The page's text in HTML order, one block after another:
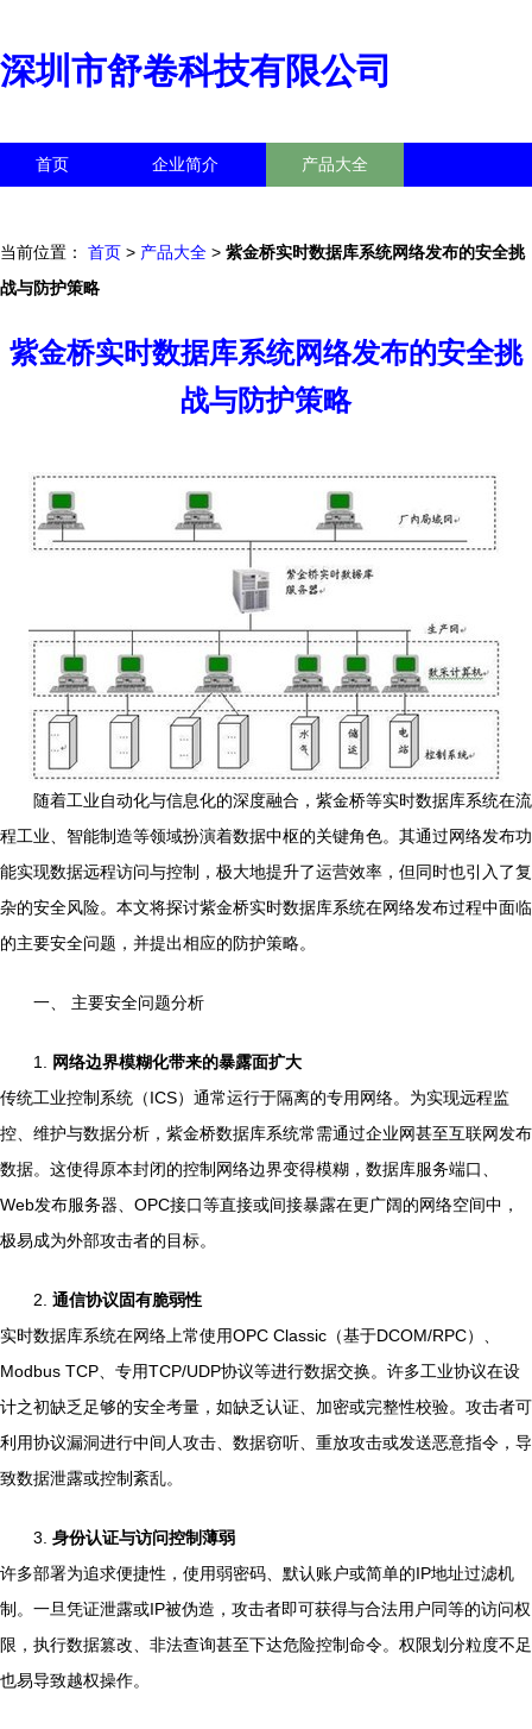
深圳市舒卷科技有限公司
首页 企业简介 产品大全
当前位置： 首页 > 产品大全 > 紫金桥实时数据库系统网络发布的安全挑
战与防护策略
紫金桥实时数据库系统网络发布的安全挑
战与防护策略
随着工业自动化与信息化的深度融合，紫金桥等实时数据库系统在流
程工业、智能制造等领域扮演着数据中枢的关键角色。其通过网络发布功
能实现数据远程访问与控制，极大地提升了运营效率，但同时也引入了复
杂的安全风险。本文将探讨紫金桥实时数据库系统在网络发布过程中面临
的主要安全问题，并提出相应的防护策略。
一、 主要安全问题分析
1.
网络边界模糊化带来的暴露面扩大
传统工业控制系统（ICS）通常运行于隔离的专用网络。为实现远程监
控、维护与数据分析，紫金桥数据库系统常需通过企业网甚至互联网发布
数据。这使得原本封闭的控制网络边界变得模糊，数据库服务端口、
Web发布服务器、OPC接口等直接或间接暴露在更广阔的网络空间中，
极易成为外部攻击者的目标。
2. 通信协议固有脆弱性
实时数据库系统在网络上常使用OPC Classic（基于DCOM/RPC）、
Modbus TCP、专用TCP/UDP协议等进行数据交换。许多工业协议在设
计之初缺乏足够的安全考量，如缺乏认证、加密或完整性校验。攻击者可
利用协议漏洞进行中间人攻击、数据窃听、重放攻击或发送恶意指令，导
致数据泄露或控制紊乱。
3. 身份认证与访问控制薄弱
许多部署为追求便捷性，使用弱密码、默认账户或简单的IP地址过滤机
制。一旦凭证泄露或IP被伪造，攻击者即可获得与合法用户同等的访问权
限，执行数据篡改、非法查询甚至下达危险控制命令。权限划分粒度不足
也易导致越权操作。